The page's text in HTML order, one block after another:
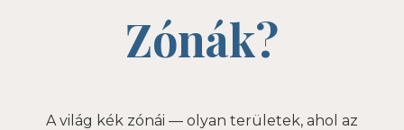
Zónák?
A világ kék zónái — olyan területek, ahol az